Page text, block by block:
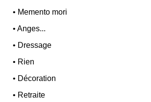
• Memento mori
•Anges...
• Dressage
• Rien
• Décoration
• Retraite